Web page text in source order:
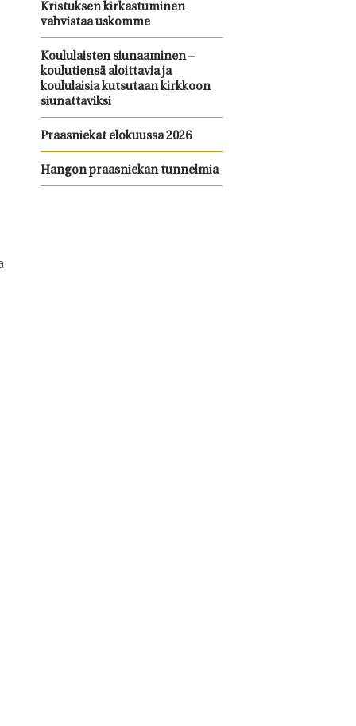
Kristuksen kirkastuminen
vahvistaa uskomme
Koululaisten siunaaminen –
koulutiensä aloittavia ja
koululaisia kutsutaan kirkkoon
siunattaviksi
Praasniekat elokuussa 2026
Hangon praasniekan tunnelmia